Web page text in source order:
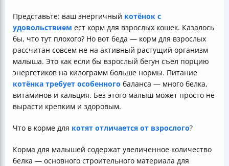
Представьте: ваш энергичный котёнок с
удовольствием ест корм для взрослых кошек. Казалось
бы, что тут плохого? Но вот беда — корм для взрослых
рассчитан совсем не на активный растущий организм
малыша. Это как если бы взрослый бегун съел порцию
энергетиков на килограмм больше нормы. Питание
котёнка требует особенного баланса — много белка,
витаминов и кальция. Без этого малыш может просто не
вырасти крепким и здоровым.
Что в корме для котят отличается от взрослого?
Корма для малышей содержат увеличенное количество
белка — основного строительного материала для